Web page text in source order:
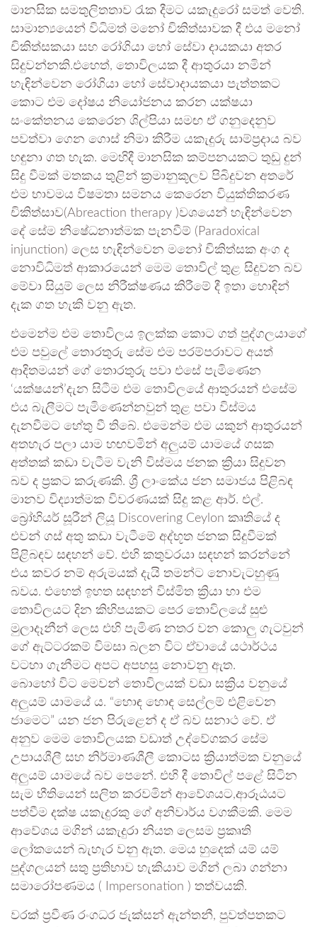
මානසික සමතුලිතතාව රැක දීමට යකැදුරෝ සමත් වෙති.
සාමාන්‍යයෙන් විධිමත් මනෝ චිකිත්සාවක දී එය මනෝ
චිකිත්සකයා සහ රෝගියා හෝ සේවා දායකයා අතර
සිදුවන්නකි.එහෙත්, තොවිලයක දී ආතුරයා නමින්
හැඳින්වෙන රෝගියා හෝ සේවාදායකයා පැත්තකට
කොට එම දෝෂය නියෝජනය කරන යක්ෂයා
සංකේතනය කෙරෙන ශිල්පියා සමඟ ඒ ගනුදෙනුව
පවත්වා ගෙන ගොස් නිමා කිරීම යකැදුරු සාම්ප්‍රදාය බව
හඳුනා ගත හැක. මෙහිදී මානසික කම්පනයකට තුඩු දුන්
සිදු වීමක් මතකය තුළින් ක්‍රමානුකූලව පිබිදුවන අතරේ
එම භාවමය විෂමතා සමනය කෙරෙන වියුක්තිකරණ
චිකිත්සාව(Abreaction therapy )වශයෙන් හැඳින්වෙන
දේ සේම නිෂේධනාත්මක පැනවීම් (Paradoxical
injunction) ලෙස හැඳින්වෙන මනෝ චිකිත්සක අංග ද
නොවිධිමත් ආකාරයෙන් මෙම තොවිල් තුළ සිදුවන බව
මේවා සියුම් ලෙස නිරීක්ෂණය කිරීමේ දී ඉතා හොඳින්
දැක ගත හැකි වනු ඇත.
එමෙන්ම එම තොවිලය ඉලක්ක කොට ගත් පුද්ගලයාගේ
එම පවුලේ තොරතුරු සේම එම පරම්පරාවට අයත්
ආදිතමයන් ගේ තොරතුරු පවා එසේ පැමිණෙන
‘යක්ෂයන්’දැන සිටීම එම තොවිලයේ ආතුරයන් එසේම
එය බැලීමට පැමිණෙන්නවුන් තුළ පවා විස්මය
දැනවීමට හේතු වී තිබේ. එමෙන්ම එම යකුන් ආතුරයන්
අතහැර පලා යාම හඟවමින් අලුයම් යාමයේ ගසක
අත්තක් කඩා වැටීම වැනි විස්මය ජනක ක්‍රියා සිදුවන
බව ද ප්‍රකට කරුණකි. ශ්‍රී ලාංකේය ජන සමාජය පිළිබඳ
මානව විද්‍යාත්මක විවරණයක් සිදු කළ ආර්. එල්.
බ්‍රෝහියර් සූරීන් ලියූ Discovering Ceylon කෘතියේ ද
එවන් ගස් අතු කඩා වැටීමේ අද්භූත ජනක සිදුවීමක්
පිළිබඳව සඳහන් වේ. එහි කතුවරයා සඳහන් කරන්නේ
එය කවර නම් අරුමයක් දැයි තමන්ට නොවැටහුණු
බවය. එහෙත් ඉහත සඳහන් විස්මිත ක්‍රියා හා එම
තොවිලයට දින කිහිපයකට පෙර තොවිලයේ සුළු
මුලාදෑනීන් ලෙස එහි පැමිණ නතර වන කොලු ගැටවුන්
ගේ ඇට්ටරකම් විමසා බලන විට ඒවායේ යථාර්ථය
වටහා ගැනීමට අපට අපහසු නොවනු ඇත.
බොහෝ විට මෙවන් තොවිලයක් වඩා සක්‍රිය වනුයේ
අලුයම් යාමයේ ය. “හොඳ හොඳ සෙල්ලම් එළිවෙන
ජාමෙට” යන ජන පිරුළෙන් ද ඒ බව සනාථ වේ. ඒ
අනුව මෙම තොවිලයක වඩාත් උද්වේගකර සේම
උපායශීලී සහ නිර්මාණශීලී කොටස ක්‍රියාත්මක වනුයේ
අලුයම් යාමයේ බව පෙනේ. එහි දී තොවිල් පළේ සිටින
සැම භීතියෙන් සලිත කරවමින් ආවේශයට,ආරූඨයට
පත්වීම දක්ෂ යකැදුරකු ගේ අනිවාර්ය වගකීමකි. මෙම
ආවේශය මගින් යකැදුරා නියත ලෙසම ප්‍රකෘති
ලෝකයෙන් බැහැර වනු ඇත. මෙය හුදෙක් යම් යම්
පුද්ගලයන් සතු ප්‍රතිභාව හැකියාව මගින් ලබා ගන්නා
සමාරෝපණමය ( Impersonation ) තත්වයකි.
වරක් ප්‍රවීණ රංගධර ජැක්සන් ඇන්තනී, පුවත්පතකට